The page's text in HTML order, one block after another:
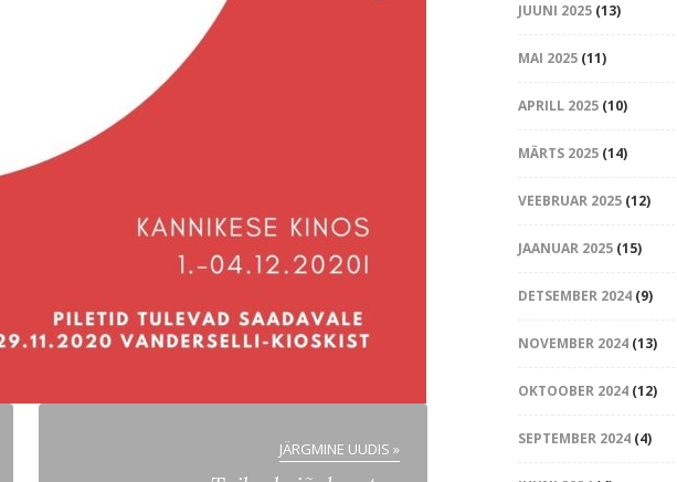
JÄRGMINE UUDIS »
JUUNI 2025(13)
MAI 2025(11)
APRILL 2025(10)
MÄRTS 2025(14)
VEEBRUAR 2025(12)
JAANUAR 2025(15)
DETSEMBER 2024(9)
NOVEMBER 2024(13)
OKTOOBER 2024(12)
SEPTEMBER 2024(4)